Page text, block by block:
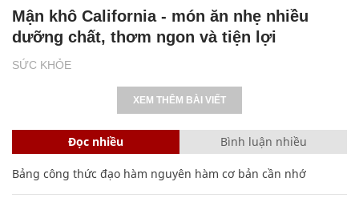
SỨC KHỎE
Mận khô California - món ăn nhẹ nhiều
dưỡng chất, thơm ngon và tiện lợi
XEM THÊM BÀI VIẾT
Đọc nhiều Bình luận nhiều
Bảng công thức đạo hàm nguyên hàm cơ bản cần nhớ